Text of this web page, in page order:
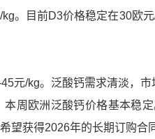
。目前D3价格稳定在30欧
元/kg。泛酸钙需求清淡，市
本周欧洲泛酸钙价格基本稳
望获得2026年的长期订购合